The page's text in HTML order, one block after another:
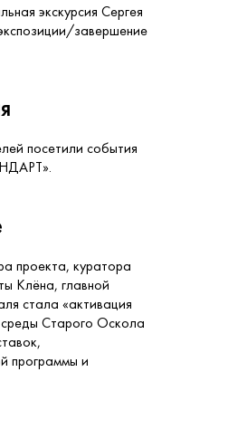
экскурсия Сергея
завершение
посетили события
проекта, куратора
Клёна, главной
стала «активация
Старого Оскола
программы и